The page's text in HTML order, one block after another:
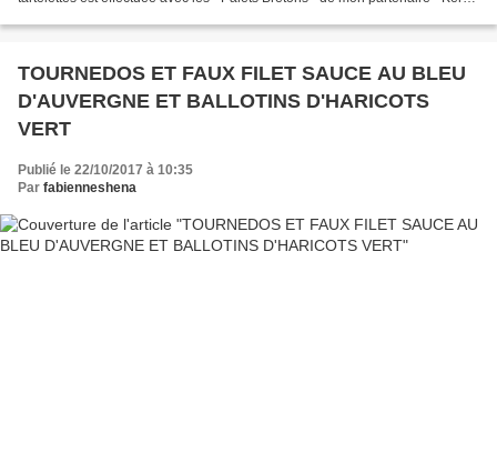
TOURNEDOS ET FAUX FILET SAUCE AU BLEU
D'AUVERGNE ET BALLOTINS D'HARICOTS
VERT
Publié le 22/10/2017 à 10:35
Par fabienneshena